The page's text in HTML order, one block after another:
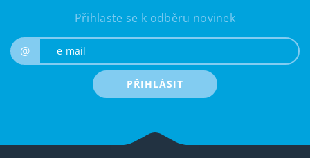
Přihlaste se k odběru novinek
@
PŘIHLÁSIT